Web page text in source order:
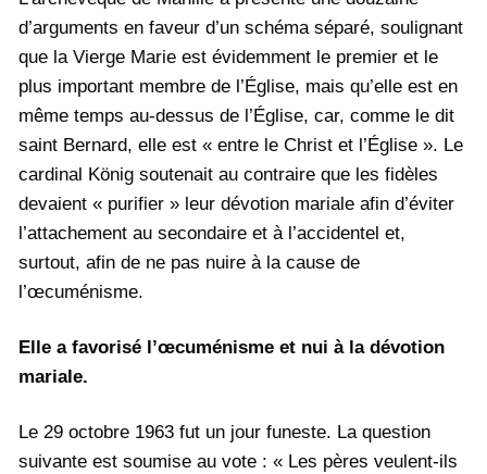
d’arguments en faveur d’un schéma séparé, soulignant
que la Vierge Marie est évidemment le premier et le
plus important membre de l’Église, mais qu’elle est en
même temps au-dessus de l’Église, car, comme le dit
saint Bernard, elle est « entre le Christ et l’Église ». Le
cardinal König soutenait au contraire que les fidèles
devaient « purifier » leur dévotion mariale afin d’éviter
l’attachement au secondaire et à l’accidentel et,
surtout, afin de ne pas nuire à la cause de
l’œcuménisme.
Elle a favorisé l’œcuménisme et nui à la dévotion
mariale.
Le 29 octobre 1963 fut un jour funeste. La question
suivante est soumise au vote : « Les pères veulent-ils